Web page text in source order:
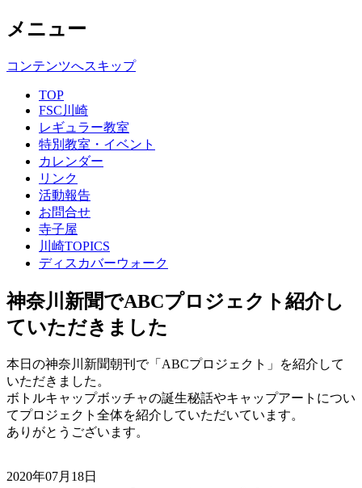
メニュー
コンテンツへスキップ
TOP
FSC川崎
レギュラー教室
特別教室・イベント
カレンダー
リンク
活動報告
お問合せ
寺子屋
川崎TOPICS
ディスカバーウォーク
神奈川新聞でABCプロジェクト紹介し
ていただきました
本日の神奈川新聞朝刊で「ABCプロジェクト」を紹介して
いただきました。
ボトルキャップボッチャの誕生秘話やキャップアートについ
てプロジェクト全体を紹介していただいています。
ありがとうございます。
2020年07月18日